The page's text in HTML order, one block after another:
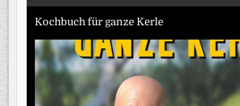
Kochbuch für ganze Kerle